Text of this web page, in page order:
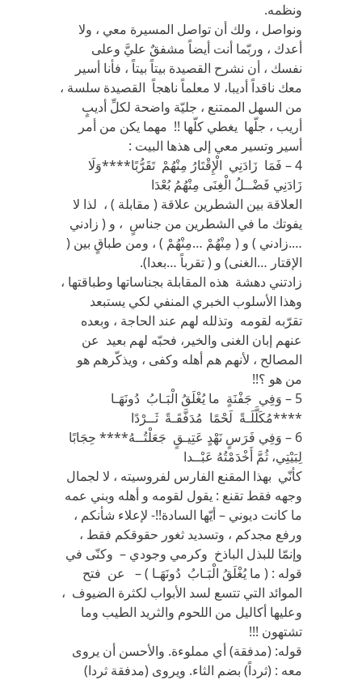
ونظمه.
ونواصل ، ولك أن تواصل المسيرة معي ، ولا
أعدك ، وربّما أنت أيضاً مشفقٌ عليَّ وعلى
نفسك ، أن نشرح القصيدة بيتاً بيتاً ، فأنا أسير
معك ناقداً أديبا، لا معلماً ناهجاً القصيدة سلسة ،
من السهل الممتنع ، جليّة واضحة لكلِّ أديبٍ
أريب ، جلّها يغطي كلّها !! مهما يكن من أمر
أسير وتسير معي إلى هذها البيت :
4 – فَمَا زَادَنِي الْإِقْتَارُ مِنْهُمْ تَقَرُّبًا****وَلَا
زَادَنِي فَضْــلُ الْغِنَى مِنْهُمُ بُعْدَا
العلاقة بين الشطرين علاقة ( مقابلة ) ، لذا لا
يفوتك ما في الشطرين من جناسٍ ، و ( زادني
….زادني ) و ( مِنْهُمْ …مِنْهُمْ ) ، ومن طباقٍ بين (
الإقتار …الغنى) و ( تقرباً …بعدا).
زادتني دهشة هذه المقابلة بجناساتها وطباقتها ،
وهذا الأسلوب الخبري المنفي لكي يستبعد
تقرّبه لقومه وتذلله لهم عند الحاجة ، وبعده
عنهم إبان الغنى والخير، فحبّه لهم بعيد عن
المصالح ، لأنهم هم أهله وكفى ، ويذكّرهم هو
من هو ؟!!
5 – وَفِي جَفْنَةٍ ما يُغْلَقُ الْبَـابُ دُونَهَـا
****مُكَلَّلَـةً لَحْمًا مُدَفَّقَـةً ثَــرْدًا
6 – وَفِي فَرَسٍ نَهْدٍ عَتِيـقٍ جَعَلْتُــهُ**** حِجَابًا
لِبَيْتِي، ثُمَّ أَخْدَمْتُهُ عَبْــدا
كأنّي بهذا المقنع الفارس لفروسيته ، لا لجمال
وجهه فقط تقنع : يقول لقومه و أهله وبني عمه
ما كانت ديوني – أيّها السادة!!- لإعلاء شأنكم ،
ورفع مجدكم ، وتسديد ثغور حقوقكم فقط ،
وإنمّا للبذل الباذخ وكرمي وجودي – وكنّى في
قوله : ( ما يُغْلَقُ الْبَـابُ دُونَهَـا ) – عن فتح
الموائد التي تتسع لسد الأبواب لكثرة الضيوف ،
وعليها أكاليل من اللحوم والثريد الطيب وما
تشتهون !!!
قوله: (مدفقة) أي مملوءة. والأحسن أن يروى
معه : (ثرداً) بضم الثاء. ويروى (مدفقة ثردا)